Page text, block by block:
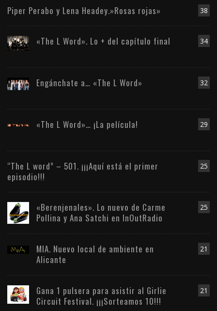
38
Piper Perabo y Lena Headey.»Rosas rojas»
34
«The L Word». Lo + del capítulo final
32
Engánchate a… «The L Word»
29
«The L Word»… ¡La película!
25
“The L word” – 501. ¡¡¡Aquí está el primer
episodio!!!
25
«Berenjenales». Lo nuevo de Carme
Pollina y Ana Satchi en InOutRadio
21
MIA. Nuevo local de ambiente en
Alicante
21
Gana 1 pulsera para asistir al Girlie
Circuit Festival. ¡¡¡Sorteamos 10!!!